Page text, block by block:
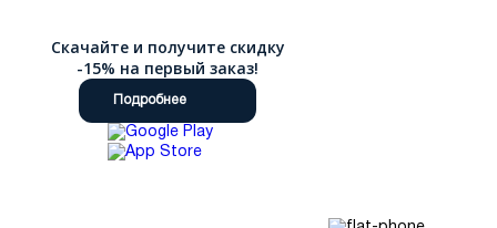
Скачайте и получите скидку
-15% на первый заказ!
Подробнее